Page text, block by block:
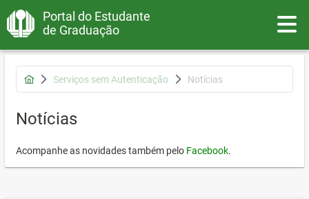
Portal do Estudante
de Graduação
Serviços sem Autenticação Notícias
Notícias
Acompanhe as novidades também pelo Facebook.